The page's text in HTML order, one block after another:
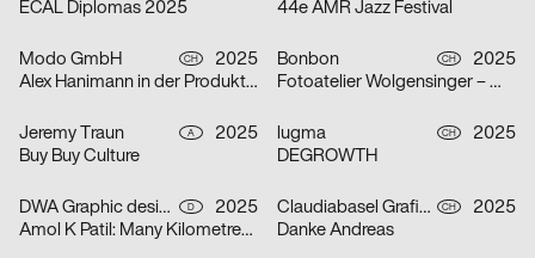
ECAL Diplomas 2025
44e AMR Jazz Festival
Modo GmbH CH
2025
Alex Hanimann in der Produktionshalle von Tobias Lenggenhager
Bonbon CH
2025
Fotoatelier Wolgensinger – Mit vier Augen
Jeremy Traun A
2025
Buy Buy Culture
lugma CH
2025
DEGROWTH
DWA Graphic design department D
2025
Amol K Patil: Many Kilometres – Several Words
Claudiabasel Grafik + Interaktion CH
2025
Danke Andreas